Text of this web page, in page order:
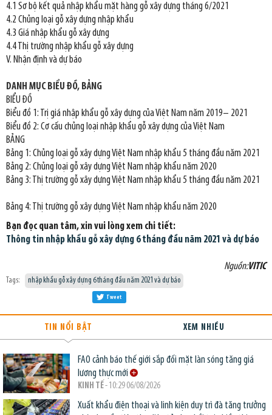
4.1 Sơ bộ kết quả nhập khẩu mặt hàng gỗ xây dựng tháng 6/2021
4.2 Chủng loại gỗ xây dựng nhập khẩu
4.3 Giá nhập khẩu gỗ xây dựng
4.4 Thị trường nhập khẩu gỗ xây dựng
V. Nhận định và dự báo
DANH MỤC BIỂU ĐỒ, BẢNG
BIỂU ĐỒ
Biểu đồ 1: Trị giá nhập khẩu gỗ xây dựng của Việt Nam năm 2019– 2021
Biểu đồ 2: Cơ cấu chủng loại nhập khẩu gỗ xây dựng của Việt Nam
BẢNG
Bảng 1: Chủng loại gỗ xây dựng Việt Nam nhập khẩu 5 tháng đầu năm 2021
Bảng 2: Chủng loại gỗ xây dựng Việt Nam nhập khẩu năm 2020
Bảng 3: Thị trường gỗ xây dựng Việt Nam nhập khẩu 5 tháng đầu năm 2021
Bảng 4: Thị trường gỗ xây dựng Việt Nam nhập khẩu năm 2020
Bạn đọc quan tâm, xin vui lòng xem chi tiết:
Thông tin nhập khẩu gỗ xây dựng 6 tháng đầu năm 2021 và dự báo
Nguồn:VITIC
Tags: nhập khẩu gỗ xây dựng 6 tháng đầu năm 2021 và dự báo
Tweet
TIN NỔI BẬT XEM NHIỀU
FAO cảnh báo thế giới sắp đối mặt làn sóng tăng giá
lương thực mới
KINH TẾ- 10:29 06/08/2026
Xuất khẩu điện thoại và linh kiện duy trì đà tăng trưởng